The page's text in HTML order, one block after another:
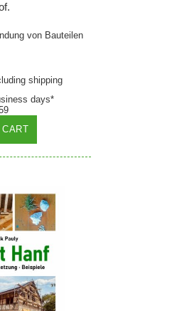
von Bauteilen
shipping
days*